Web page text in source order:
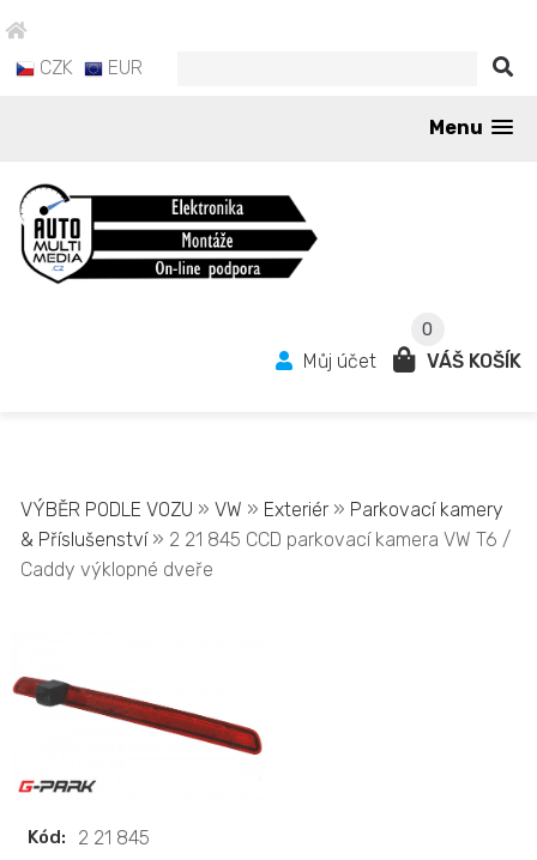
CZK EUR
Menu
0
Můj účet VÁŠ KOŠÍK
VÝBĚR PODLE VOZU » VW » Exteriér» Parkovací kamery
& Příslušenství» 2 21 845 CCD parkovací kamera VW T6 /
Caddy výklopné dveře
Kód: 2 21 845